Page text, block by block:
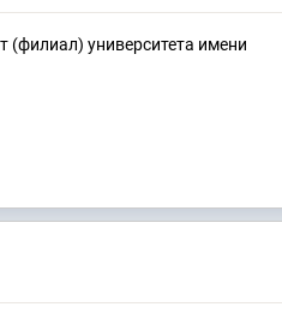
(филиал) университета имени